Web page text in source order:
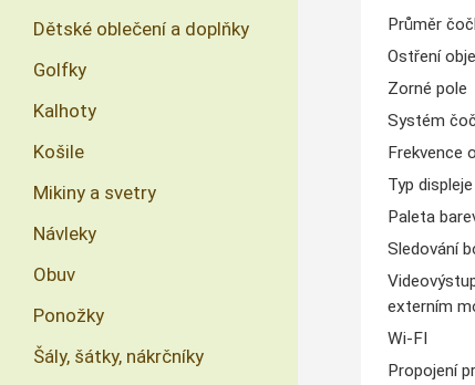
Průměr
Ostření
Zorné pole
Systém
Frekvence
Typ displeje
Paleta
Sledování
externím
Wi-FI
Propojení
Dětské oblečení a doplňky
Golfky
Kalhoty
Košile
Mikiny a svetry
Návleky
Obuv
Ponožky
Šály, šátky, nákrčníky